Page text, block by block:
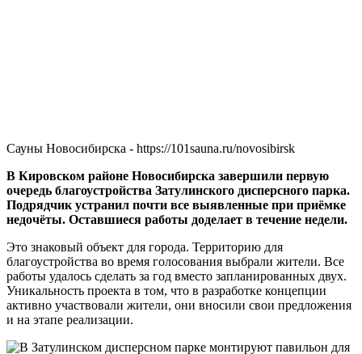
Сауны Новосибирска - https://101sauna.ru/novosibirsk
В Кировском районе Новосибирска завершили первую
очередь благоустройства Затулинского дисперсного парка.
Подрядчик устранил почти все выявленные при приёмке
недочёты. Оставшиеся работы доделает в течение недели.
Это знаковый объект для города. Территорию для
благоустройства во время голосования выбрали жители. Все
работы удалось сделать за год вместо запланированных двух.
Уникальность проекта в том, что в разработке концепции
активно участвовали жители, они вносили свои предложения
и на этапе реализации.